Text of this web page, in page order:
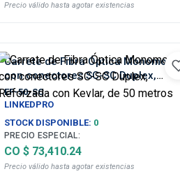
Precio válido hasta agotar existencias
Carrete de Fibra Óptica Monomodo
con conectores SC-SC Duplex,
Reforzada con Kevlar, de 50 metros
EF-50-SC
LINKEDPRO
STOCK DISPONIBLE: 0
PRECIO ESPECIAL:
CO $ 73,410.24
Precio válido hasta agotar existencias